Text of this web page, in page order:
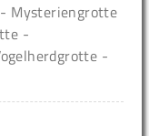
Mysteriengrotte
-
-